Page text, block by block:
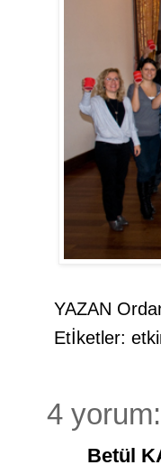
YAZAN
Etİketler:
4 yorum:
Betül